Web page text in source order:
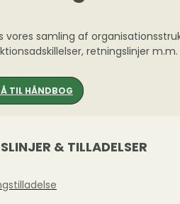
vores samling af
retningslinjer m.m.
TIL HÅNDBOG
& TILLADELSER